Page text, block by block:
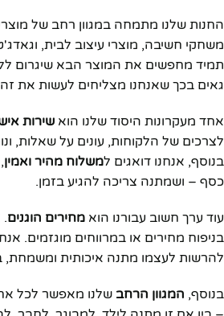
החנות שלנו מתמחה במגוון רחב של
משחקי חשיבה, מוצרי עיצוב לבית,
תמיד מחפשים את המוצר הבא שיגרום
גאים בכך שאנחנו מצליחים לעשות את זה
אחד מעקרונות היסוד שלנו הוא שירות
לצרכים של הלקוחות, עונים על שאלות,
בנוסף, אנחנו דואגים למשלוח מהיר ואמין
כסף – ושמתנה צריכה להגיע בזמן.
עוד ערך חשוב עבורנו הוא מחירים הוגנים.
בניפוח מחירים או במרווחים מוגזמים.
להרשות לעצמו מתנה איכותית ומשמחת,
בנוסף, המגוון הרחב שלנו מאפשר לכל